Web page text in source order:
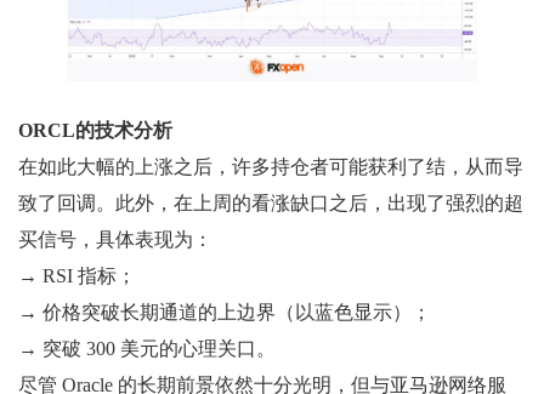
ORCL的技术分析
在如此大幅的上涨之后，许多持仓者可能获利了结，从而导
致了回调。此外，在上周的看涨缺口之后，出现了强烈的超
买信号，具体表现为：
→ RSI 指标；
→ 价格突破长期通道的上边界（以蓝色显示）；
→ 突破 300 美元的心理关口。
尽管 Oracle 的长期前景依然十分光明，但与亚马逊网络服